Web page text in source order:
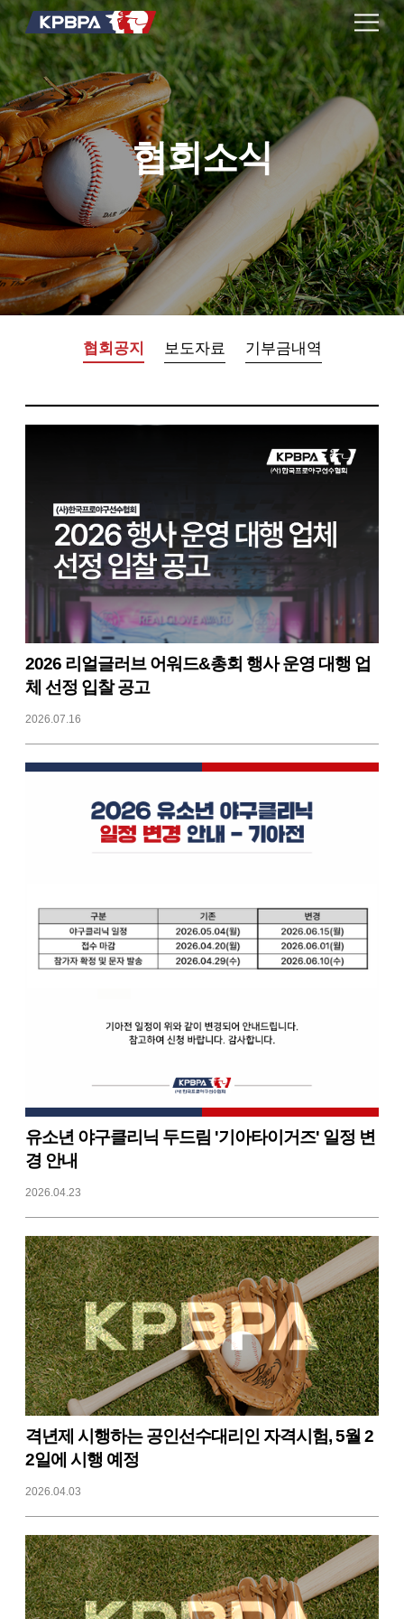
협회소식
협회공지 보도자료 기부금내역
2026 리얼글러브 어워드&총회 행사 운영 대행 업
체 선정 입찰 공고
2026.07.16
유소년 야구클리닉 두드림 '기아타이거즈' 일정 변
경 안내
2026.04.23
격년제 시행하는 공인선수대리인 자격시험, 5월 2
2일에 시행 예정
2026.04.03